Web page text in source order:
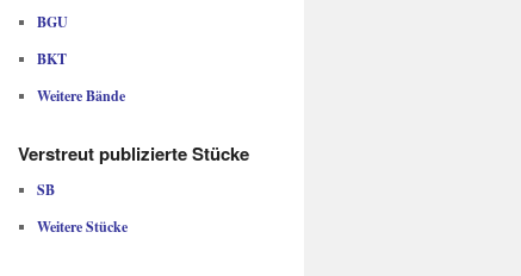
BGU
BKT
Weitere Bände
Verstreut publizierte Stücke
SB
Weitere Stücke